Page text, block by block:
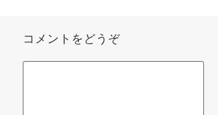
コメントをどうぞ